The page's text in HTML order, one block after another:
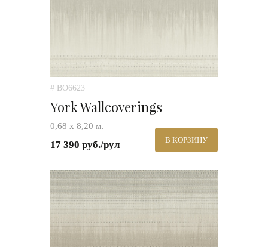
# BO6623
York Wallcoverings
0,68 х 8,20 м.
17 390 руб./рул В КОРЗИНУ